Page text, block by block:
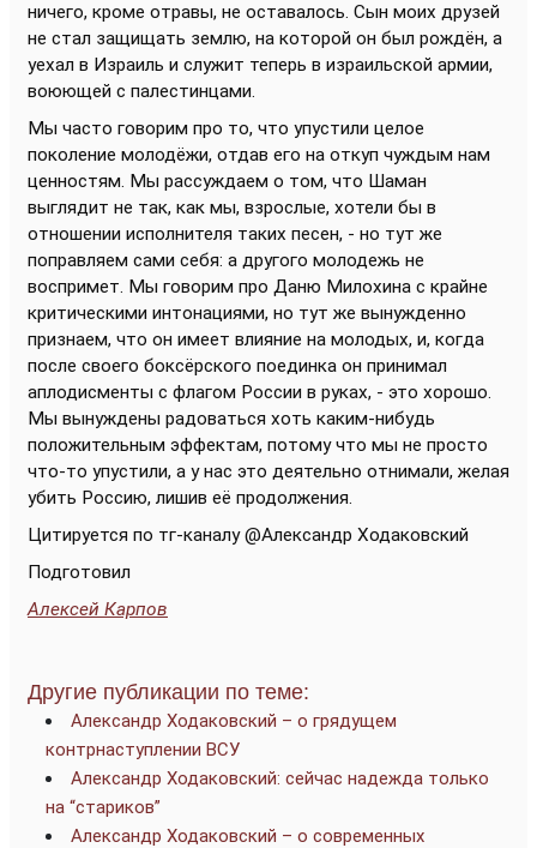
ничего, кроме отравы, не оставалось. Сын моих друзей
не стал защищать землю, на которой он был рождён, а
уехал в Израиль и служит теперь в израильской армии,
воюющей с палестинцами.
Мы часто говорим про то, что упустили целое
поколение молодёжи, отдав его на откуп чуждым нам
ценностям. Мы рассуждаем о том, что Шаман
выглядит не так, как мы, взрослые, хотели бы в
отношении исполнителя таких песен, - но тут же
поправляем сами себя: а другого молодежь не
воспримет. Мы говорим про Даню Милохина с крайне
критическими интонациями, но тут же вынужденно
признаем, что он имеет влияние на молодых, и, когда
после своего боксёрского поединка он принимал
аплодисменты с флагом России в руках, - это хорошо.
Мы вынуждены радоваться хоть каким-нибудь
положительным эффектам, потому что мы не просто
что-то упустили, а у нас это деятельно отнимали, желая
убить Россию, лишив её продолжения.
Цитируется по тг-каналу @Александр Ходаковский
Подготовил
Алексей Карпов
Другие публикации по теме:
Александр Ходаковский – о грядущем
контрнаступлении ВСУ
Александр Ходаковский: сейчас надежда только
на “стариков”
Александр Ходаковский – о современных